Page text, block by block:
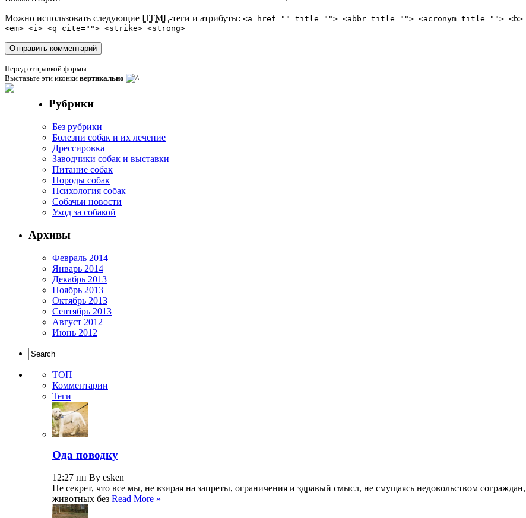
Можно использовать следующие HTML-теги и атрибуты: <a href="" title=""> <abbr title=""> <acronym title=""> <b>
<em> <i> <q cite=""> <strike> <strong>
Перед отправкой формы:
Выставьте эти иконки вертикально
Рубрики
Без рубрики
Болезни собак и их лечение
Дрессировка
Заводчики собак и выставки
Питание собак
Породы собак
Психология собак
Собачьи новости
Уход за собакой
Архивы
Февраль 2014
Январь 2014
Декабрь 2013
Ноябрь 2013
Октябрь 2013
Сентябрь 2013
Август 2012
Июнь 2012
ТОП
Комментарии
Теги
Ода поводку
12:27 пп By esken
Не секрет, что все мы, не взирая на запреты, ограничения и здравый смысл, не смущаясь недовольством
животных без Read More »